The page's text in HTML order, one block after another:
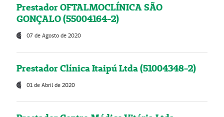
Prestador OFTALMOCLÍNICA SÃO
GONÇALO (55004164-2)
07 de Agosto de 2020
Prestador Clínica Itaipú Ltda (51004348-2)
01 de Abril de 2020